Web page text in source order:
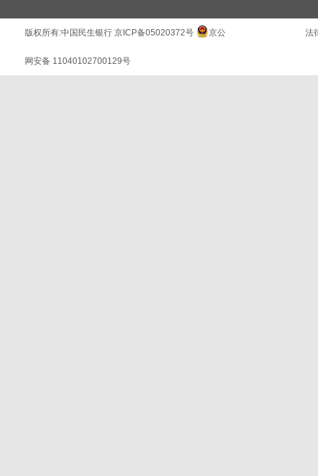
版权所有:中国民生银行 京ICP备05020372号 京公
网安备 11040102700129号
法